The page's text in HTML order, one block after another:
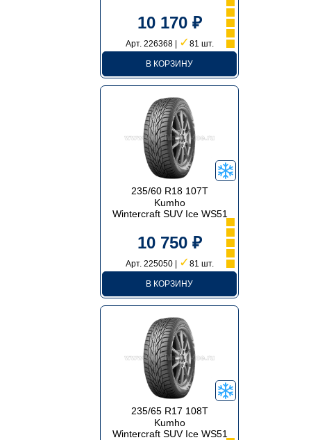
10 170 ₽
Арт. 226368 | ✓ 81 шт.
В КОРЗИНУ
235/60 R18 107T
Kumho
Wintercraft SUV Ice WS51
10 750 ₽
Арт. 225050 | ✓ 81 шт.
В КОРЗИНУ
235/65 R17 108T
Kumho
Wintercraft SUV Ice WS51